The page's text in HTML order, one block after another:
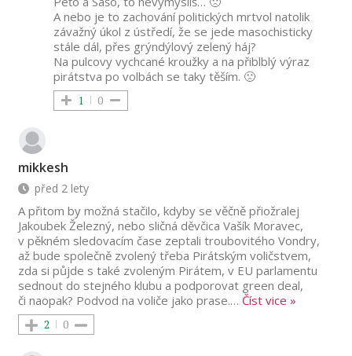
A nebo je to zachování politických mrtvol natolik
závažný úkol z ústředí, že se jede masochisticky
stále dál, přes grýndýlový zelený háj?
Na pulcovy vychcané kroužky a na přiblblý výraz
pirátstva po volbách se taky těším. 🙁
1 0
mikkesh
před 2 lety
A přitom by možná stačilo, kdyby se věčně přiožralej
Jakoubek Železný, nebo sličná děvčica Vašík Moravec,
v pěkném sledovacím čase zeptali troubovitého Vondry,
až bude společně zvolený třeba Pirátským voličstvem,
zda si půjde s také zvoleným Pirátem, v EU parlamentu
sednout do stejného klubu a podporovat green deal,
či naopak? Podvod na voliče jako prase.… Číst vice »
2 0